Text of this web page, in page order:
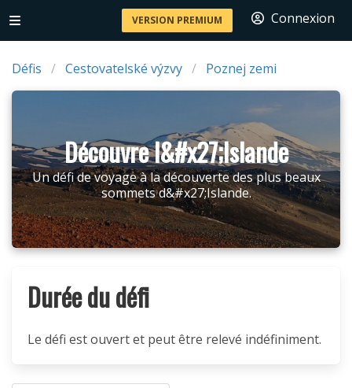
VERSION PREMIUM Connexion
Défis Cestovatelské výzvy Poznej zemi
Découvre l&#x27;Islande
Un défi de voyage à la découverte des plus beaux
sommets d&#x27;Islande.
Durée du défi
Le défi est ouvert et peut être relevé indéfiniment.